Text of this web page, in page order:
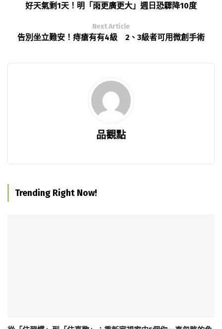
好天氣剩1天！明「雨更廣更大」週日恐驟降10度
Next Article
告別坐立難安！痔瘡有有4級 2、3級者可用微創手術
品觀點
Trending Right Now!